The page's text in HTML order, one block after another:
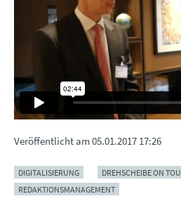
Veröffentlicht am05.01.2017 17:26
DIGITALISIERUNG
DREHSCHEIBE ON
REDAKTIONSMANAGEMENT